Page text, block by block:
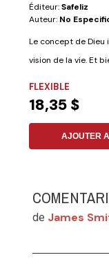
Éditeur:Safeliz
Auteur: No
Le concept de
vision de la vie. Et
FLEXIBLE
18,35 $
AJOUTER
de James